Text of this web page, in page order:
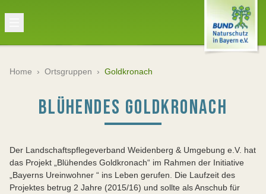
Home › Ortsgruppen › Goldkronach
BLÜHENDES GOLDKRONACH
Der Landschaftspflegeverband Weidenberg & Umgebung e.V. hat
das Projekt „Blühendes Goldkronach“ im Rahmen der Initiative
„Bayerns Ureinwohner “ ins Leben gerufen. Die Laufzeit des
Projektes betrug 2 Jahre (2015/16) und sollte als Anschub für